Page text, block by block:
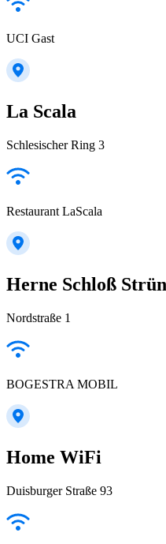
UCI Gast
La Scala
Schlesischer Ring 3
Restaurant LaScala
Herne Schloß
Nordstraße 1
BOGESTRA MOBIL
Home WiFi
Duisburger Straße 93